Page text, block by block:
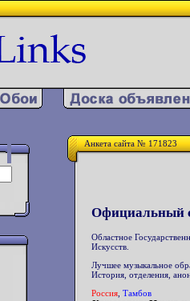
Анкета сайта № 171823
Официальный
Областное
Искусств.
Лучшее музыкальное
История, отделения,
Россия Тамбов